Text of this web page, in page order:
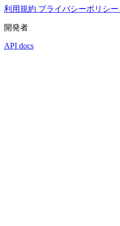
利用規約 プライバシーポリシー
開発者
API docs